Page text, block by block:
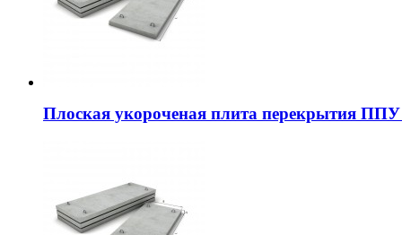
Плоская укороченая плита перекрытия ППУ